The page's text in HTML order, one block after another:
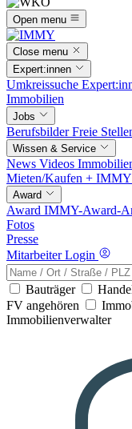
Open menu
Close menu
Expert:innen
Umkreissuche
Immobilien
Jobs
BerufsbilderFreie
Wissen & Service
News Videos
Mieten/Kaufen + IMMY
Award
Award IMMY-Award-
Fotos
Presse
Mitarbeiter Login
Bauträger
FV angehören
Immobilienverwalter